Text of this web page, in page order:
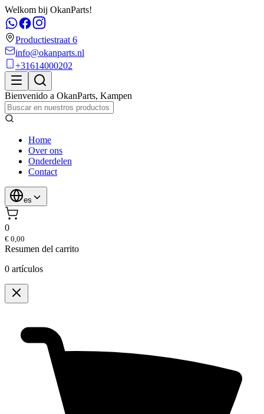
Welkom bij OkanParts!
Productiestraat 6
info@okanparts.nl
+31614000202
Bienvenido a OkanParts, Kampen
Home
Over ons
Onderdelen
Contact
es
0
€ 0,00
Resumen del carrito
0 artículos